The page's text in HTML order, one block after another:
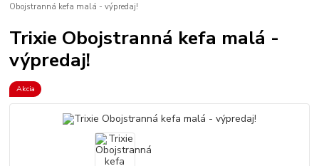
Obojstranná kefa malá - výpredaj!
Trixie Obojstranná kefa malá -
výpredaj!
Akcia